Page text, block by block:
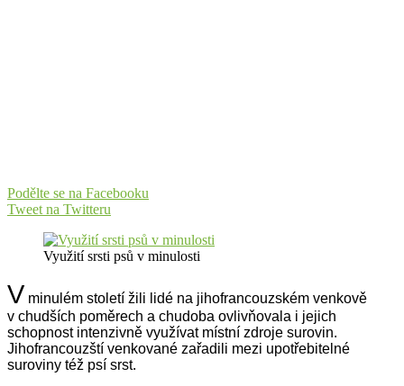
Podělte se na Facebooku
Tweet na Twitteru
Využití srsti psů v minulosti
V minulém století žili lidé na jihofrancouzském venkově
v chudších poměrech a chudoba ovlivňovala i jejich
schopnost intenzivně využívat místní zdroje surovin.
Jihofrancouzští venkované zařadili mezi upotřebitelné
suroviny též psí srst.